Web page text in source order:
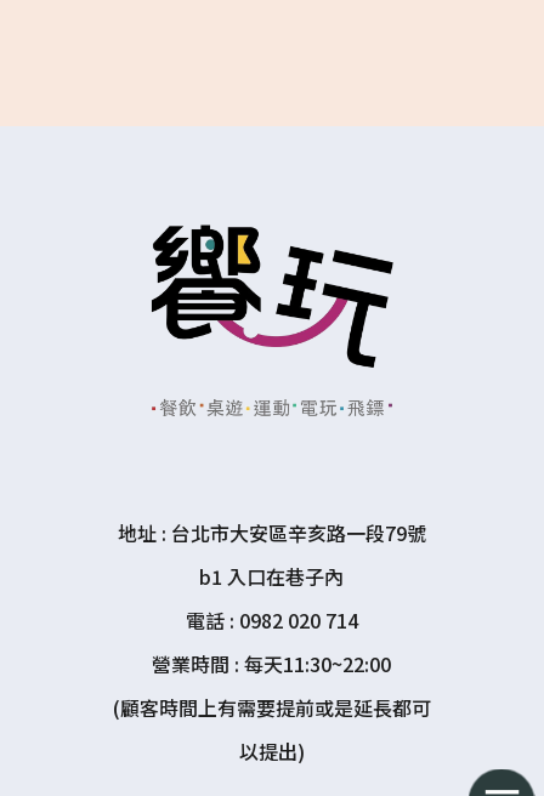
地址 : 台北市大安區辛亥路一段79號
b1 入口在巷子內
電話 : 0982 020 714
營業時間 : 每天11:30~22:00
(顧客時間上有需要提前或是延長都可
以提出)